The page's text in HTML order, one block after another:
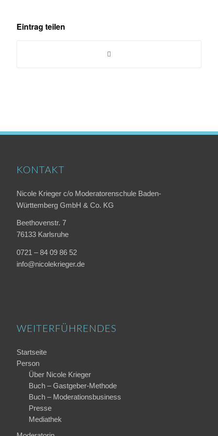
Eintrag teilen
KONTAKT
Nicole Krieger c/o Moderatorenschule Baden-
Württemberg GmbH & Co. KG
Beethovenstr. 7
76133 Karlsruhe
0721 – 84 09 86 52
info@nicolekrieger.de
WEITERFÜHRENDES
Startseite
Person
Über Nicole Krieger
Buch – Gastgeber-Methode
Buch – Moderations­business
Presse
Mediathek